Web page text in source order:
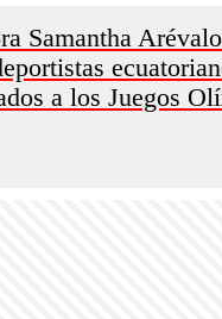
Samantha
a los Juegos